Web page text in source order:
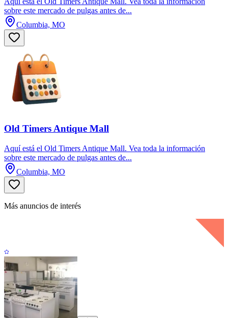
sobre este mercado de pulgas antes de...
Columbia, MO
Old Timers Antique Mall
Aquí está el Old Timers Antique Mall. Vea toda la información
sobre este mercado de pulgas antes de...
Columbia, MO
Más anuncios de interés